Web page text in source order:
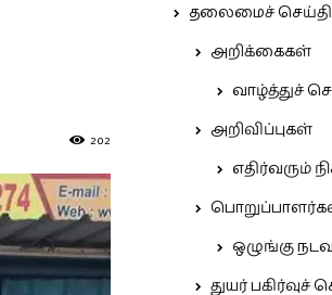
202
தலைமைச்
அறிக்கைகள்
வாழ்த்துச்
அறிவிப்புகள்
எதிர்வரும்
ஒழுங்கு
துயர் பகிர்வுச்